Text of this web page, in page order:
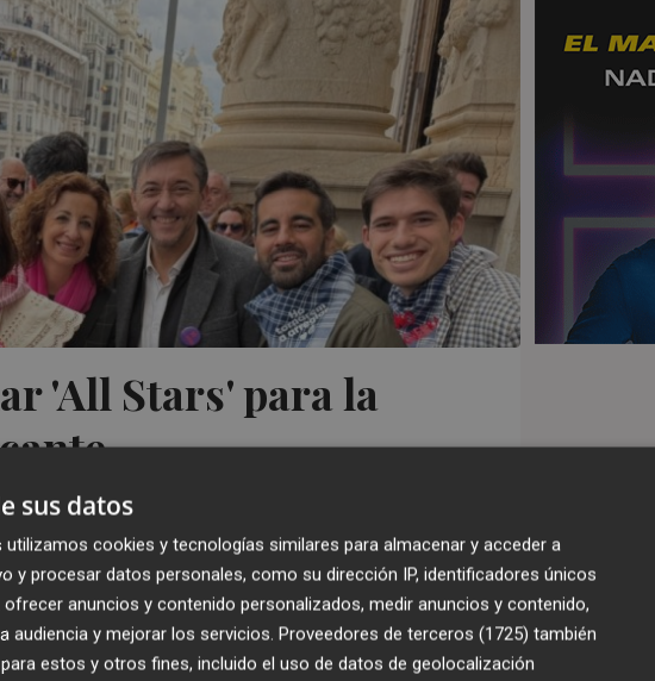
'All Stars' para la
sus datos
cookies y tecnologías similares para almacenar y acceder a
y procesar datos personales, como su dirección IP, identificadores únicos
anuncios y contenido personalizados, medir anuncios y contenido,
audiencia y mejorar los servicios. Proveedores de terceros (1725) también
estos y otros fines, incluido el uso de datos de geolocalización